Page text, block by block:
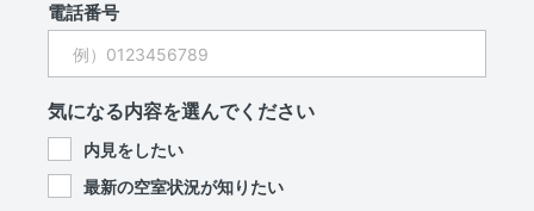
電話番号
気になる内容を選んでください
内見をしたい
最新の空室状況が知りたい